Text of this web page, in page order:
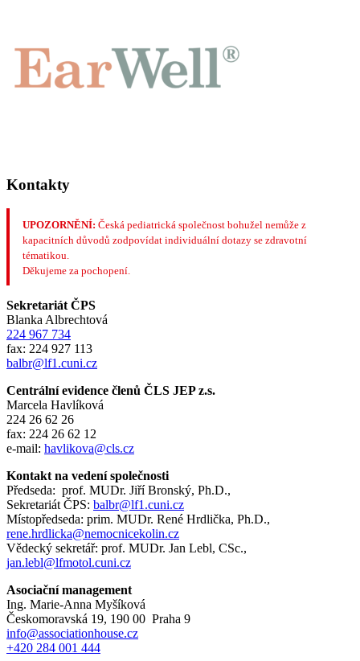
Kontakty
UPOZORNĚNÍ: Česká pediatrická společnost bohužel nemůže z
kapacitních důvodů zodpovídat individuální dotazy se zdravotní
tématikou.
Děkujeme za pochopení.
Sekretariát ČPS
Blanka Albrechtová
224 967 734
fax: 224 927 113
balbr@lf1.cuni.cz
Centrální evidence členů ČLS JEP z.s.
Marcela Havlíková
224 26 62 26
fax: 224 26 62 12
e-mail: havlikova@cls.cz
Kontakt na vedení společnosti
Předseda: prof. MUDr. Jiří Bronský, Ph.D.,
Sekretariát ČPS: balbr@lf1.cuni.cz
Místopředseda: prim. MUDr. René Hrdlička, Ph.D.,
rene.hrdlicka@nemocnicekolin.cz
Vědecký sekretář: prof. MUDr. Jan Lebl, CSc.,
jan.lebl@lfmotol.cuni.cz
Asociační management
Ing. Marie-Anna Myšíková
Českomoravská 19, 190 00 Praha 9
info@associationhouse.cz
+420 284 001 444